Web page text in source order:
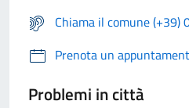
Chiama il comune (+39)
Prenota un
Problemi in città